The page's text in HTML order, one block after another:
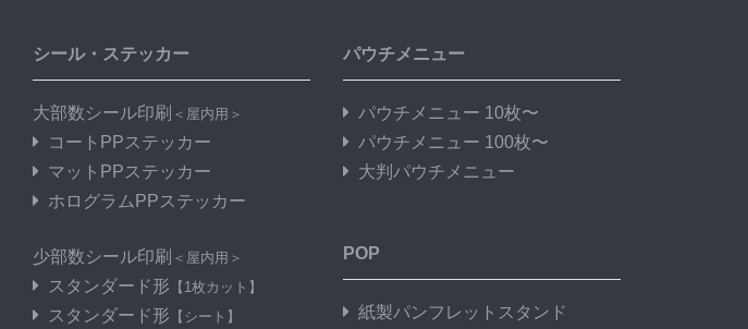
シール・ステッカー
大部数シール印刷 ＜屋内用＞
コートPPステッカー
マットPPステッカー
ホログラムPPステッカー
少部数シール印刷 ＜屋内用＞
スタンダード形 【1枚カット】
スタンダード形 【シート】
パウチメニュー
パウチメニュー 10枚〜
パウチメニュー 100枚〜
大判パウチメニュー
POP
紙製パンフレットスタンド